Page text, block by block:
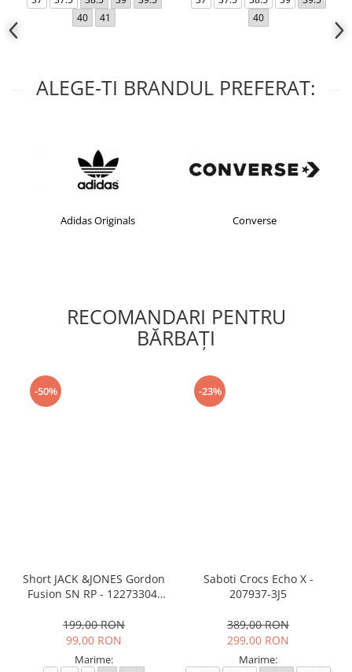
40
41
40
ALEGE-TI BRANDUL PREFERAT:
Adidas Originals Converse
RECOMANDARI PENTRU
BĂRBAŢI
-50%
Short JACK &JONES Gordon
Fusion SN RP - 12273304-
199,00 RON
99,00 RON
Marime:
-23%
Saboti Crocs Echo X -
207937-3J5
389,00 RON
299,00 RON
Marime: